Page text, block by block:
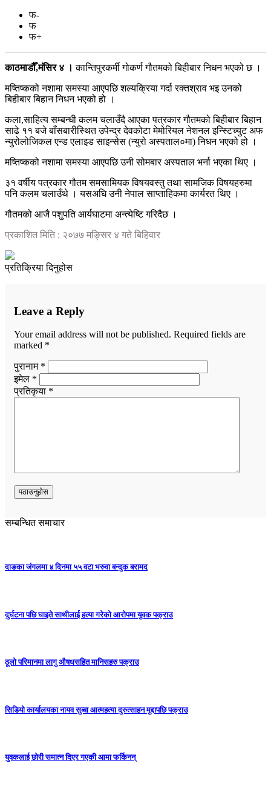
फ-
फ
फ+
काठमाडौँ,मंसिर ४ । कान्तिपुरकर्मी गोकर्ण गौतमको बिहीबार निधन भएको छ ।
मष्तिष्कको नशामा समस्या आएपछि शल्यक्रिया गर्दा रक्तश्राव भइ उनको
बिहीबार बिहान निधन भएको हो ।
कला,साहित्य सम्बन्धी कलम चलाउँदै आएका पत्रकार गौतमको बिहीबार बिहान
साढे ११ बजे बाँसबारीस्थित उपेन्द्र देवकोटा मेमोरियल नेशनल इन्स्टिच्युट अफ
न्युरोलोजिकल एन्ड एलाइड साइन्सेस (न्युरो अस्पताल०मा) निधन भएको हो ।
मष्तिष्कको नशामा समस्या आएपछि उनी सोमबार अस्पताल भर्ना भएका थिए ।
३१ वर्षीय पत्रकार गौतम समसामियक विषयवस्तु तथा सामजिक विषयहरुमा
पनि कलम चलाउँथे । यसअघि उनी नेपाल साप्ताहिकमा कार्यरत थिए ।
गौतमको आजै पशुपति आर्यघाटमा अन्त्येष्टि गरिदैछ ।
प्रकाशित मिति : २०७७ मङ्सिर ४ गते बिहिवार
प्रतिक्रिया दिनुहोस
Leave a Reply
Your email address will not be published. Required fields are
marked *
पुरानाम *
इमेल *
प्रतिकृया *
सम्बन्धित समाचार
दाङका जंगलमा ४ दिनमा ५५ वटा भरुवा बन्दुक बरामद
दुर्घटना पछि घाइते साथीलाई हत्या गरेको आरोपमा युवक पक्राउ
ठूलो परिमानमा लागु औषधसहित मानिसहरु पक्राउ
सिडियो कार्यालयका नायव सुब्बा आत्महत्या दुरुत्साहन मुद्दापछि पक्राउ
युवकलाई छोरी समात्न दिएर गएकी आमा फर्किनन्